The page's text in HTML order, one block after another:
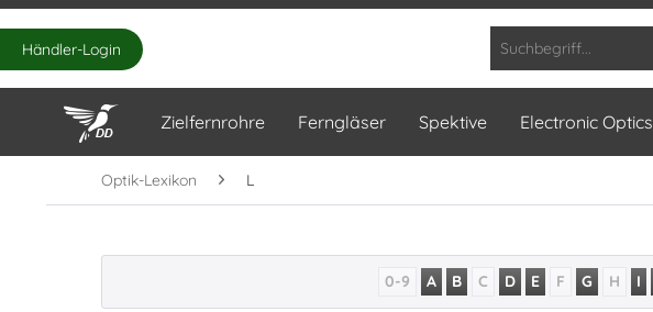
Händler-Login
Zielfernrohre Ferngläser Spektive Electronic Optics
Optik-Lexikon L
0-9 A B C D E F G H I